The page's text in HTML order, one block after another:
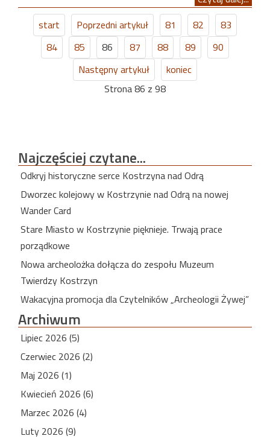
start
Poprzedni artykuł 81 82
83
84
85 86 87 88 89
90
Następny artykuł
koniec
Strona 86 z 98
Najczęściejczytane...
Odkryj historyczne serce Kostrzyna nad Odrą
Dworzec kolejowy w Kostrzynie nad Odrą na nowej
Wander Card
Stare Miasto w Kostrzynie pięknieje. Trwają prace
porządkowe
Nowa archeolożka dołącza do zespołu Muzeum
Twierdzy Kostrzyn
Wakacyjna promocja dla Czytelników „Archeologii Żywej”
Archiwum
Lipiec 2026 (5)
Czerwiec 2026 (2)
Maj 2026 (1)
Kwiecień 2026 (6)
Marzec 2026 (4)
Luty 2026 (9)